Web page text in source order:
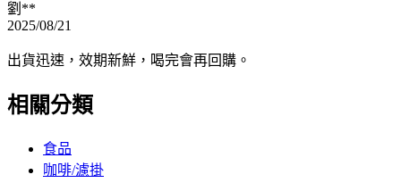
劉**
2025/08/21
出貨迅速，效期新鮮，喝完會再回購。
相關分類
食品
咖啡/濾掛